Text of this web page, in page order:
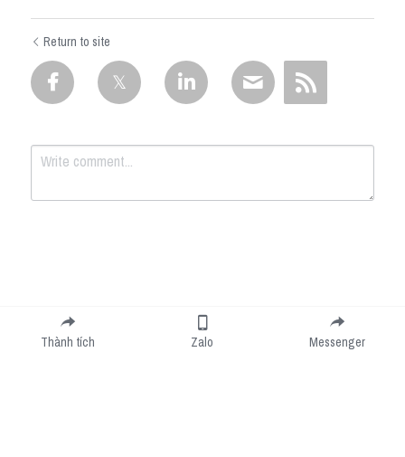
Return to site
Submit
Thành tích Zalo Messenger